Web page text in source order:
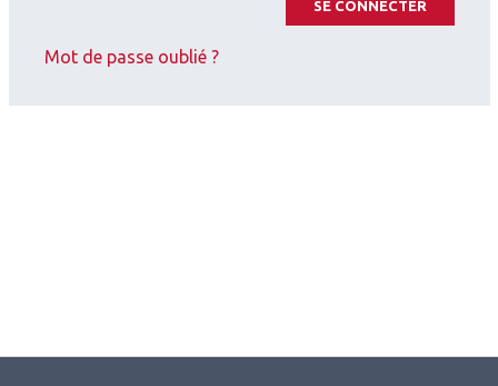
SE CONNECTER
Mot de passe oublié ?